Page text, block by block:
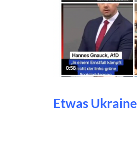
Etwas Ukraine